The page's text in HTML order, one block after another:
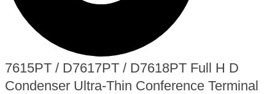
7615PT / D7617PT / D7618PT Full H D
Condenser Ultra-Thin Conference Terminal